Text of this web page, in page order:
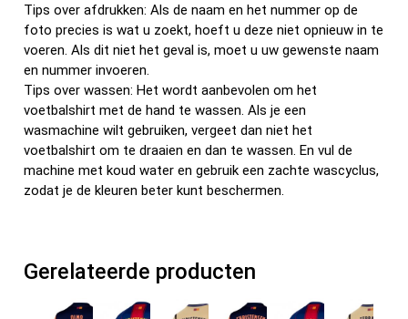
Tips over afdrukken: Als de naam en het nummer op de
foto precies is wat u zoekt, hoeft u deze niet opnieuw in te
voeren. Als dit niet het geval is, moet u uw gewenste naam
en nummer invoeren.
Tips over wassen: Het wordt aanbevolen om het
voetbalshirt met de hand te wassen. Als je een
wasmachine wilt gebruiken, vergeet dan niet het
voetbalshirt om te draaien en dan te wassen. En vul de
machine met koud water en gebruik een zachte wascyclus,
zodat je de kleuren beter kunt beschermen.
Gerelateerde producten